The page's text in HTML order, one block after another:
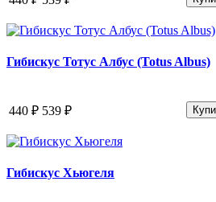
Гибискус Тотус Албус (Totus Albus)
440 ₽ 539 ₽
Гибискус Хьюгеля